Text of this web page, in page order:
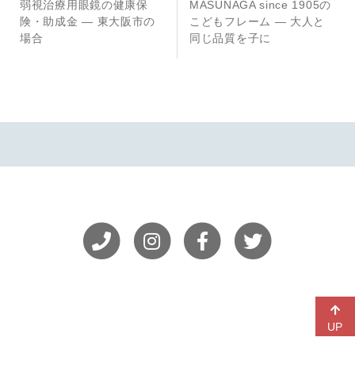
稿
前
の
投
弱視治療用眼鏡の健康保
険・助成金 — 東大阪市の
場合
次
の
投
MASUNAGA since 1905の
こどもフレーム — 大人と
同じ品質を子に
UP